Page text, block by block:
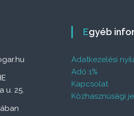
u. 25.
Egyéb
Adatkezelési
Adó 1%
Kapcsolat
Közhasznúsági